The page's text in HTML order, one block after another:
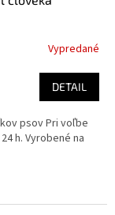
Vypredané
DETAIL
psov Pri voľbe
h. Vyrobené na